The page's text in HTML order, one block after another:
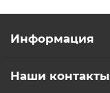
Информация
Наши контакты